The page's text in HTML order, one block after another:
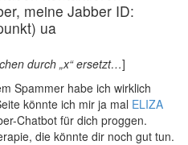
meine Jabber ID:
ua
durch „x“ ersetzt…]
Spammer habe ich wirklich
könnte ich mir ja mal ELIZA
Chatbot für dich proggen.
die könnte dir noch gut tun.